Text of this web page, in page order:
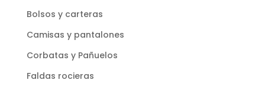
Bolsos y carteras
Camisas y pantalones
Corbatas y Pañuelos
Faldas rocieras